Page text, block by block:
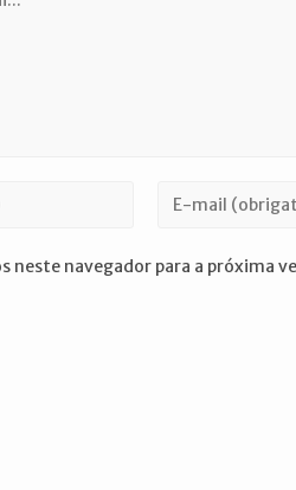
Digite
endereço
de
neste navegador para a próxima